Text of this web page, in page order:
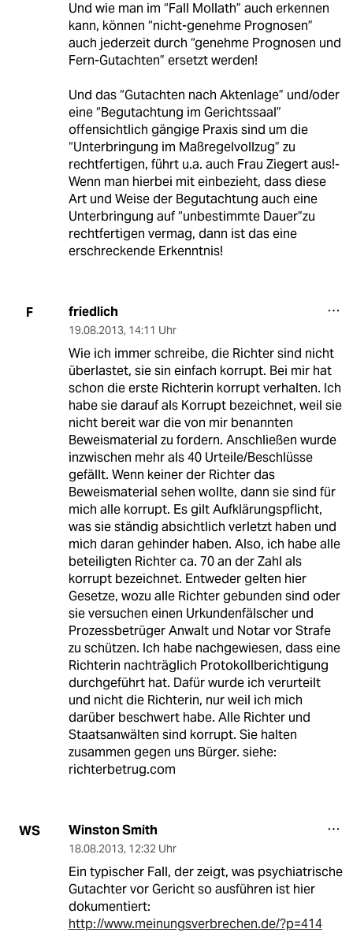
Und wie man im “Fall Mollath” auch erkennen
kann, können “nicht-genehme Prognosen”
auch jederzeit durch “genehme Prognosen und
Fern-Gutachten” ersetzt werden!
Und das “Gutachten nach Aktenlage” und/oder
eine “Begutachtung im Gerichtssaal”
offensichtlich gängige Praxis sind um die
“Unterbringung im Maßregelvollzug” zu
rechtfertigen, führt u.a. auch Frau Ziegert aus!-
Wenn man hierbei mit einbezieht, dass diese
Art und Weise der Begutachtung auch eine
Unterbringung auf “unbestimmte Dauer”zu
rechtfertigen vermag, dann ist das eine
erschreckende Erkenntnis!
F friedlich
19.08.2013, 14:11 Uhr
Wie ich immer schreibe, die Richter sind nicht
überlastet, sie sin einfach korrupt. Bei mir hat
schon die erste Richterin korrupt verhalten. Ich
habe sie darauf als Korrupt bezeichnet, weil sie
nicht bereit war die von mir benannten
Beweismaterial zu fordern. Anschließen wurde
inzwischen mehr als 40 Urteile/Beschlüsse
gefällt. Wenn keiner der Richter das
Beweismaterial sehen wollte, dann sie sind für
mich alle korrupt. Es gilt Aufklärungspflicht,
was sie ständig absichtlich verletzt haben und
mich daran gehinder haben. Also, ich habe alle
beteiligten Richter ca. 70 an der Zahl als
korrupt bezeichnet. Entweder gelten hier
Gesetze, wozu alle Richter gebunden sind oder
sie versuchen einen Urkundenfälscher und
Prozessbetrüger Anwalt und Notar vor Strafe
zu schützen. Ich habe nachgewiesen, dass eine
Richterin nachträglich Protokollberichtigung
durchgeführt hat. Dafür wurde ich verurteilt
und nicht die Richterin, nur weil ich mich
darüber beschwert habe. Alle Richter und
Staatsanwälten sind korrupt. Sie halten
zusammen gegen uns Bürger. siehe:
richterbetrug.com
WS Winston Smith
18.08.2013, 12:32 Uhr
Ein typischer Fall, der zeigt, was psychiatrische
Gutachter vor Gericht so ausführen ist hier
dokumentiert:
http://www.meinungsverbrechen.de/?p=414